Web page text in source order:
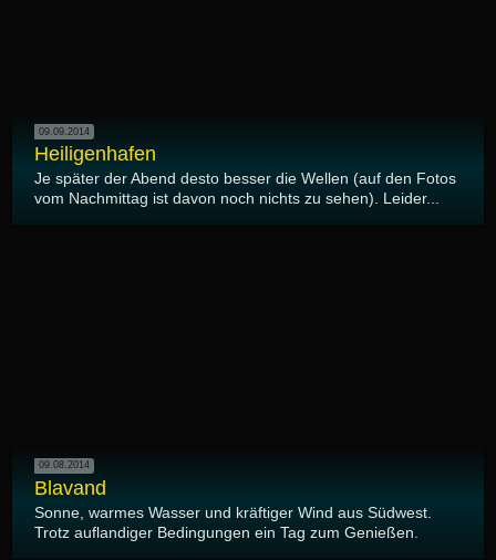
09.09.2014
Heiligenhafen
Je später der Abend desto besser die Wellen (auf den Fotos
vom Nachmittag ist davon noch nichts zu sehen). Leider...
09.08.2014
Blavand
Sonne, warmes Wasser und kräftiger Wind aus Südwest.
Trotz auflandiger Bedingungen ein Tag zum Genießen.